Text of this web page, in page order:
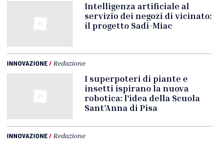
Intelligenza artificiale al
servizio dei negozi di vicinato:
il progetto Sadi-Miac
INNOVAZIONE/ Redazione
I superpoteri di piante e
insetti ispirano la nuova
robotica: l'idea della Scuola
Sant’Anna di Pisa
INNOVAZIONE/ Redazione